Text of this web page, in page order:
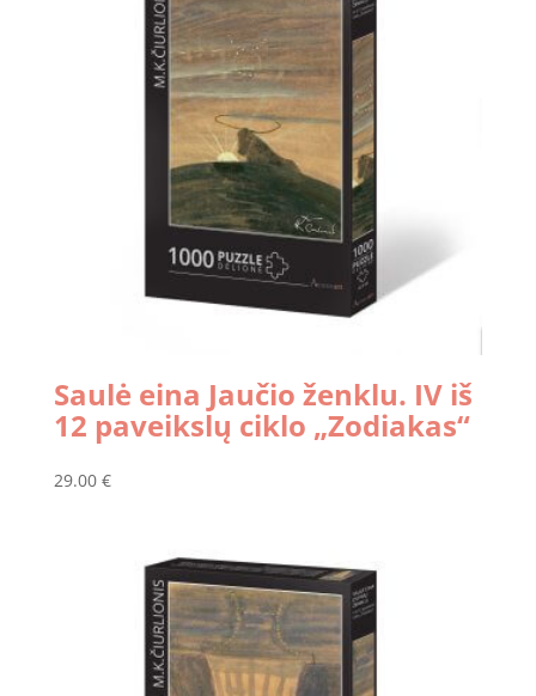
Saulė eina Jaučio ženklu. IV iš
12 paveikslų ciklo „Zodiakas“
29.00 €